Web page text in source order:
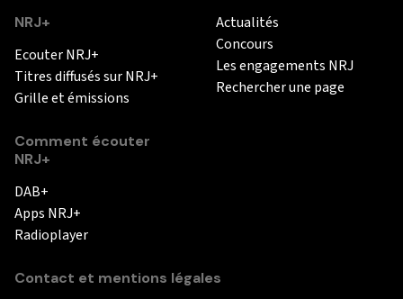
NRJ+
Ecouter NRJ+
Titres diffusés sur NRJ+
Grille et émissions
Comment écouter
NRJ+
DAB+
Apps NRJ+
Radioplayer
Actualités
Concours
Les engagements NRJ
Rechercher une page
Contact et mentions légales